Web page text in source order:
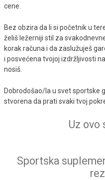
cene.
Bez obzira da li si početnik u
želiš ležerniji stil za
korak računa i da zaslužuješ
i posvećena tvojoj izdržljivosti
nosiš.
Dobrodošao/la u svet sportske
stvorena da prati svaki tvoj
Uz ovo
Sportska